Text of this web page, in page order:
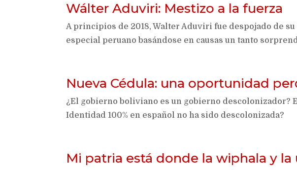
Wálter Aduviri: Mestizo a la fuerza
A principios de 2018, Walter Aduviri fue despojado de
especial peruano basándose en causas un tanto
Nueva Cédula: una oportunidad
¿El gobierno boliviano es un gobierno descolonizador?
Identidad 100% en español no ha sido descolonizada?
Mi patria está donde la wiphala y la